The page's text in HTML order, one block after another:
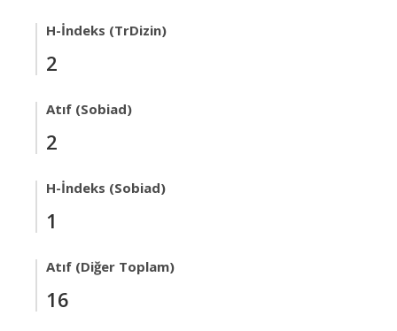
H-İndeks (TrDizin)
2
Atıf (Sobiad)
2
H-İndeks (Sobiad)
1
Atıf (Diğer Toplam)
16